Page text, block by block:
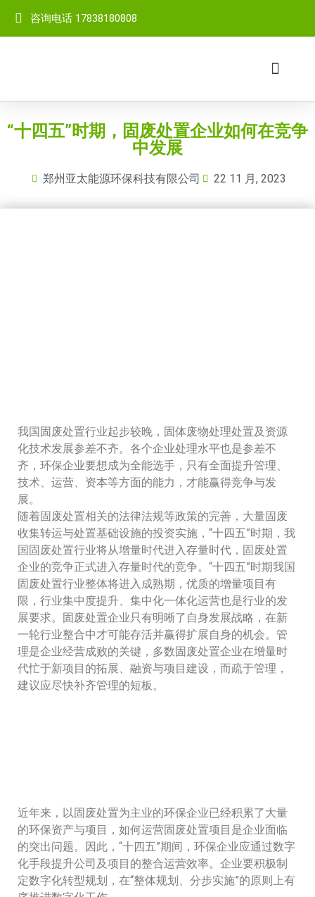
咨询电话 17838180808
“十四五”时期，固废处置企业如何在竞争
中发展
郑州亚太能源环保科技有限公司 22 11 月, 2023
我国固废处置行业起步较晚，固体废物处理处置及资源
化技术发展参差不齐。各个企业处理水平也是参差不
齐，环保企业要想成为全能选手，只有全面提升管理、
技术、运营、资本等方面的能力，才能赢得竞争与发
展。
随着固废处置相关的法律法规等政策的完善，大量固废
收集转运与处置基础设施的投资实施，“十四五”时期，我
国固废处置行业将从增量时代进入存量时代，固废处置
企业的竞争正式进入存量时代的竞争。“十四五”时期我国
固废处置行业整体将进入成熟期，优质的增量项目有
限，行业集中度提升、集中化一体化运营也是行业的发
展要求。固废处置企业只有明晰了自身发展战略，在新
一轮行业整合中才可能存活并赢得扩展自身的机会。管
理是企业经营成败的关键，多数固废处置企业在增量时
代忙于新项目的拓展、融资与项目建设，而疏于管理，
建议应尽快补齐管理的短板。
近年来，以固废处置为主业的环保企业已经积累了大量
的环保资产与项目，如何运营固废处置项目是企业面临
的突出问题。因此，“十四五”期间，环保企业应通过数字
化手段提升公司及项目的整合运营效率。企业要积极制
定数字化转型规划，在“整体规划、分步实施”的原则上有